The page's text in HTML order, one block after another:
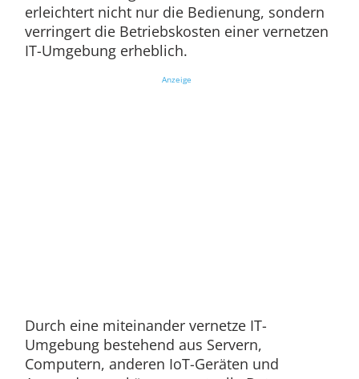
erleichtert nicht nur die Bedienung, sondern
verringert die Betriebskosten einer vernetzen
IT-Umgebung erheblich.
Anzeige
Durch eine miteinander vernetze IT-
Umgebung bestehend aus Servern,
Computern, anderen IoT-Geräten und